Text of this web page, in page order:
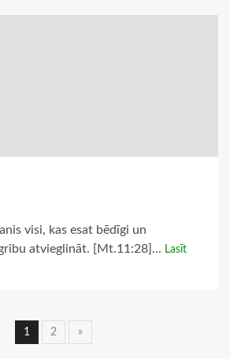
visi, kas esat bēdīgi un
atvieglināt. [Mt.11:28]... Lasīt
Ziņu
1 2 »